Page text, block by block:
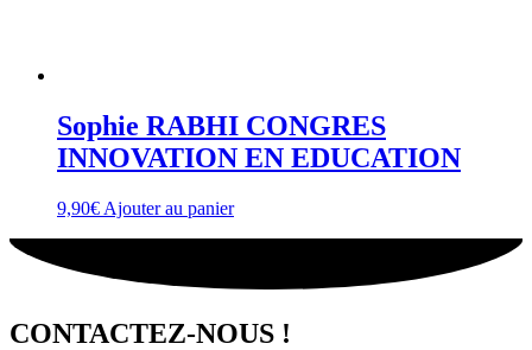
Sophie RABHI CONGRES
INNOVATION EN EDUCATION
9,90€ Ajouter au panier
CONTACTEZ-NOUS !